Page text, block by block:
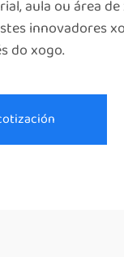
aula ou área
innovadores
do xogo.